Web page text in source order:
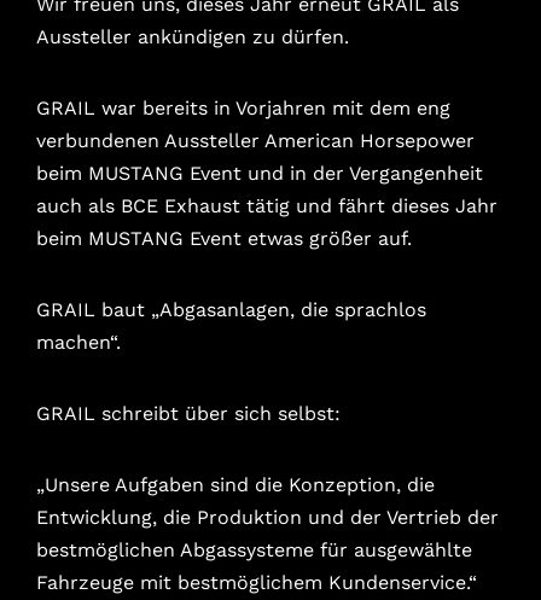
Aussteller ankündigen zu dürfen.
GRAIL war bereits in Vorjahren mit dem eng
verbundenen Aussteller American Horsepower
beim MUSTANG Event und in der Vergangenheit
auch als BCE Exhaust tätig und fährt dieses Jahr
beim MUSTANG Event etwas größer auf.
GRAIL baut „Abgasanlagen, die sprachlos
machen“.
GRAIL schreibt über sich selbst:
„Unsere Aufgaben sind die Konzeption, die
Entwicklung, die Produktion und der Vertrieb der
bestmöglichen Abgassysteme für ausgewählte
Fahrzeuge mit bestmöglichem Kundenservice.“